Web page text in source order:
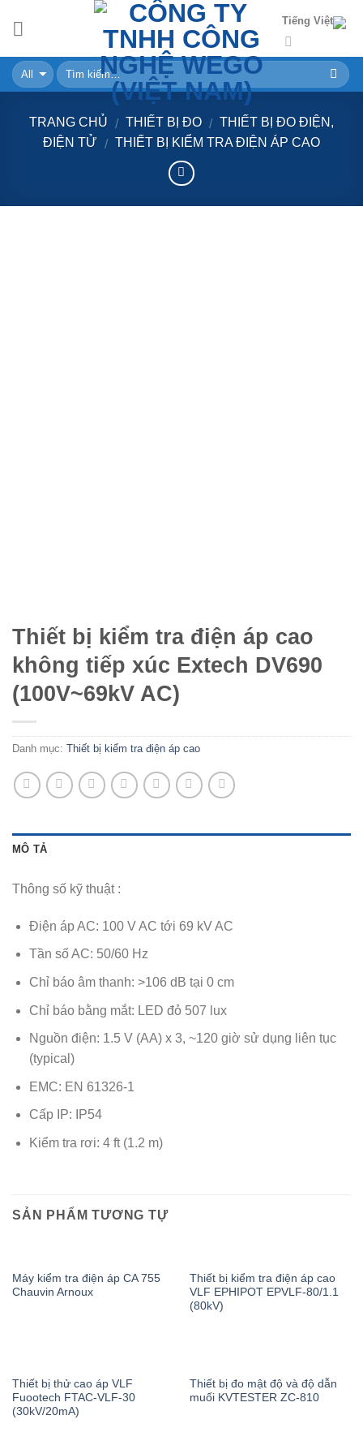
Tiếng Việt
TRANG CHỦ / THIẾT BỊ ĐO / THIẾT BỊ ĐO ĐIỆN,
ĐIỆN TỬ / THIẾT BỊ KIỂM TRA ĐIỆN ÁP CAO
Thiết bị kiểm tra điện áp cao
không tiếp xúc Extech DV690
(100V~69kV AC)
Danh mục: Thiết bị kiểm tra điện áp cao
MÔ TẢ
Thông số kỹ thuật :
Điện áp AC: 100 V AC tới 69 kV AC
Tần số AC: 50/60 Hz
Chỉ báo âm thanh: >106 dB tại 0 cm
Chỉ báo bằng mắt: LED đỏ 507 lux
Nguồn điện: 1.5 V (AA) x 3, ~120 giờ sử dụng liên tục
(typical)
EMC: EN 61326-1
Cấp IP: IP54
Kiểm tra rơi: 4 ft (1.2 m)
SẢN PHẨM TƯƠNG TỰ
Máy kiểm tra điện áp CA 755
Chauvin Arnoux
Thiết bị kiểm tra điện áp cao
VLF EPHIPOT EPVLF-80/1.1
(80kV)
Thiết bị thử cao áp VLF
Fuootech FTAC-VLF-30
(30kV/20mA)
Thiết bị đo mật độ và độ dẫn
muối KVTESTER ZC-810